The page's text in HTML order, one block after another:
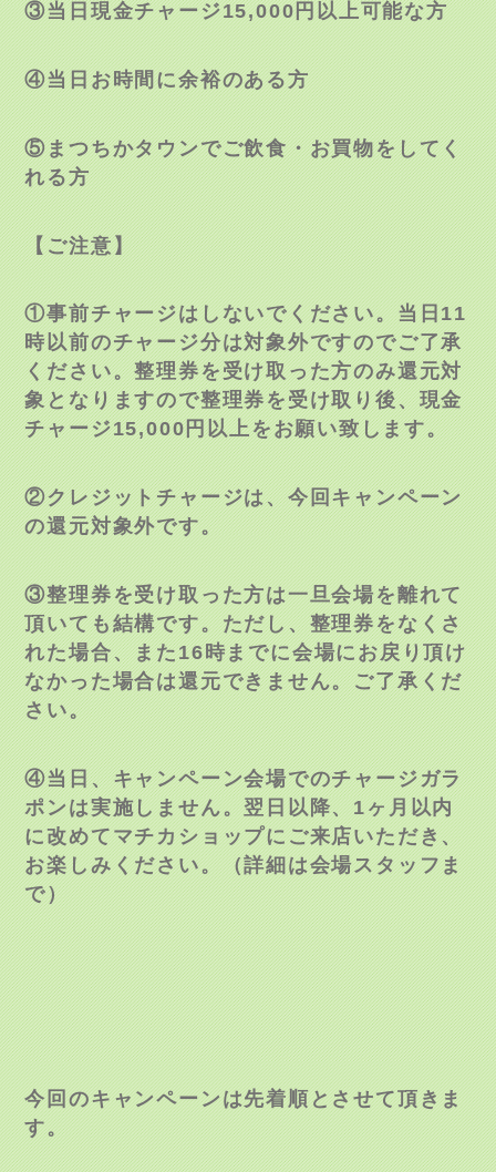
③当日現金チャージ15,000円以上可能な方
④当日お時間に余裕のある方
⑤まつちかタウンでご飲食・お買物をしてく
れる方
【ご注意】
①事前チャージはしないでください。当日11
時以前のチャージ分は対象外ですのでご了承
ください。整理券を受け取った方のみ還元対
象となりますので整理券を受け取り後、現金
チャージ15,000円以上をお願い致します。
②クレジットチャージは、今回キャンペーン
の還元対象外です。
③整理券を受け取った方は一旦会場を離れて
頂いても結構です。ただし、整理券をなくさ
れた場合、また16時までに会場にお戻り頂け
なかった場合は還元できません。ご了承くだ
さい。
④当日、キャンペーン会場でのチャージガラ
ポンは実施しません。翌日以降、1ヶ月以内
に改めてマチカショップにご来店いただき、
お楽しみください。（詳細は会場スタッフま
で）
今回のキャンペーンは先着順とさせて頂きま
す。